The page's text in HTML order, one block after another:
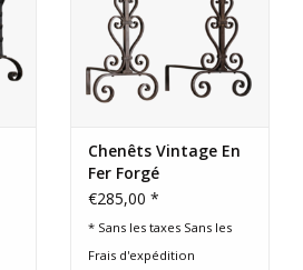
Chenêts Vintage En
Fer Forgé
€285,00 *
* Sans les taxes Sans les
Frais d'expédition